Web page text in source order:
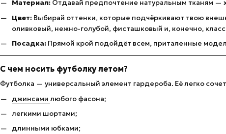
Материал: Отдавай предпочтение натуральным тканям —
Цвет: Выбирай оттенки, которые подчёркивают твою
оливковый, нежно-голубой, фисташковый и, конечно,
Посадка: Прямой крой подойдёт всем, приталенные
С чем носить футболку летом?
Футболка — универсальный элемент гардероба. Её легко
джинсами любого фасона;
легкими шортами;
длинными юбками;